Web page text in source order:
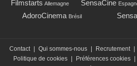
Filmstarts Allemagne SensaCine
AdoroCinema Brésil
Contact Qui sommes-nous Recrutement
Politique de cookies
Préférences cookies